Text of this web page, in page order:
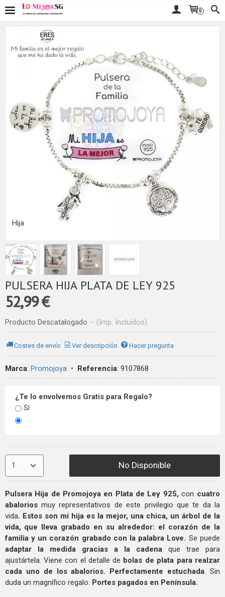
0
Hija
PULSERA HIJA PLATA DE LEY 925
52,99 €
Producto Descatalogado - (Imp. Incluidos)
Costes de envío Ver descripción Hacer pregunta
Marca: Promojoya • Referencia: 9107868
¿Te lo envolvemos Gratis para Regalo?
Sí
No Disponible
Pulsera Hija de Promojoya en Plata de Ley 925, con cuatro
abalorios muy representativos de este privilegio que te da la
vida. Estos son mi hija es la mejor, una chica, un árbol de la
vida, que lleva grabado en su alrededor: el corazón de la
familia y un corazón grabado con la palabra Love. Se puede
adaptar la
medida gracias a la cadena que trae para
ajustártela. Viene con el detalle de bolas de plata para realzar
cada uno de los abalorios. Perfectamente estuchada. Sin
duda un magnífico regalo. Portes pagados en Península.